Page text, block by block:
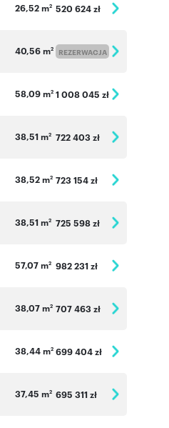
26,52 m2 520 624 zł
40,56 m2 REZERWACJA
58,09 m2 1 008 045 zł
38,51 m2 722 403 zł
38,52 m2 723 154 zł
38,51 m2 725 598 zł
57,07 m2 982 231 zł
38,07 m2 707 463 zł
38,44 m2 699 404 zł
37,45 m2 695 311 zł